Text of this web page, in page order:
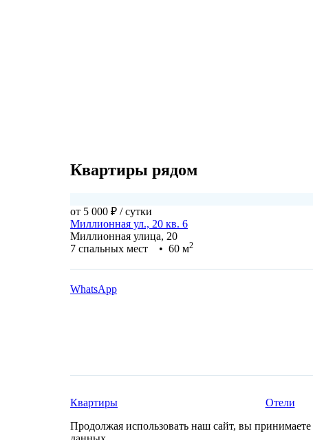
Квартиры рядом
от 5 000 ₽ / сутки
Миллионная ул., 20 кв. 6
Миллионная улица, 20
7 спальных мест • 60 м2
WhatsApp
Квартиры Отели
Продолжая использовать наш сайт, вы принимаете